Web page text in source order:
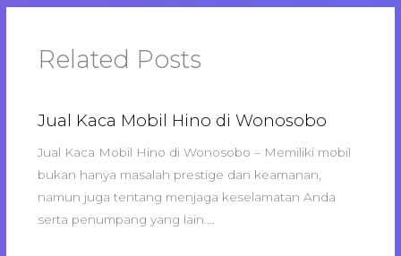
Related Posts
Jual Kaca Mobil Hino di Wonosobo
Jual Kaca Mobil Hino di Wonosobo – Memiliki mobil
bukan hanya masalah prestige dan keamanan,
namun juga tentang menjaga keselamatan Anda
serta penumpang yang lain.…